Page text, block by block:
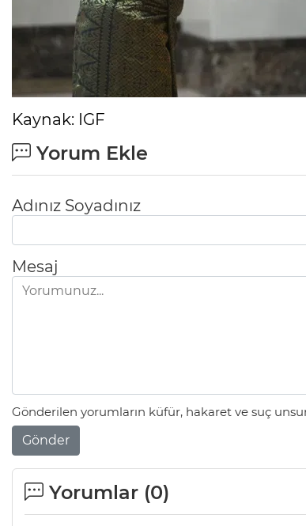
Kaynak: IGF
Yorum Ekle
Adınız Soyadınız
Mesaj
Gönderilen yorumların küfür, hakaret ve suç
Gönder
Yorumlar (0)